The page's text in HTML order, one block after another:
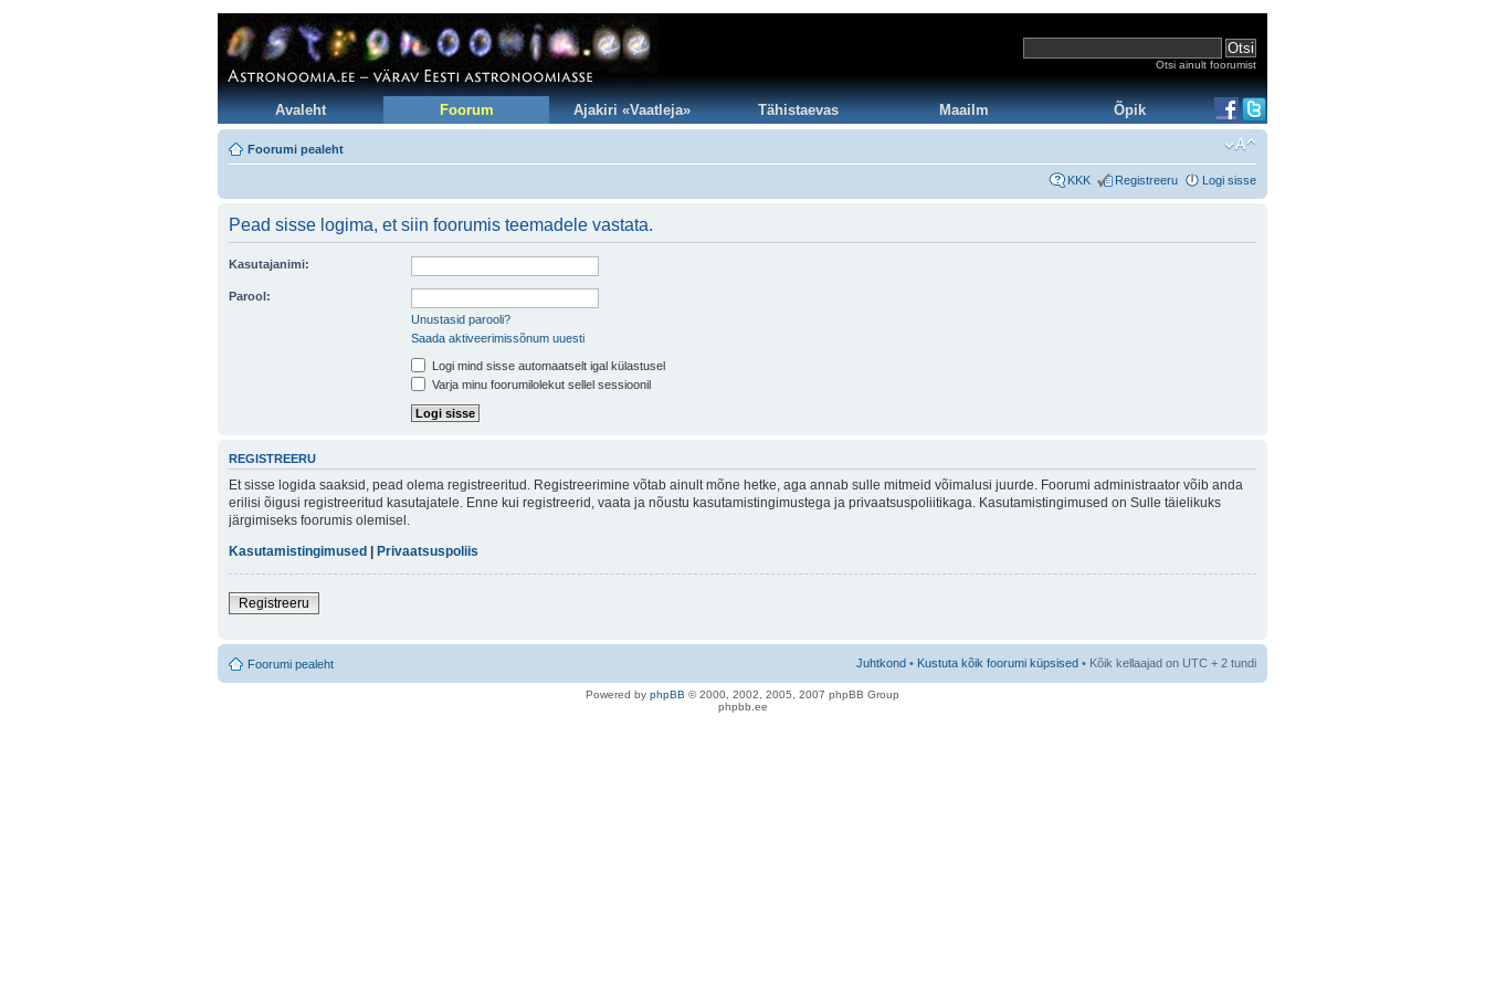
Otsi ainult foorumist
Avaleht Foorum Ajakiri «Vaatleja» Tähistaevas Maailm Õpik
Foorumi pealeht
KKK Registreeru Logi sisse
Pead sisse logima, et siin foorumis teemadele vastata.
Kasutajanimi:
Parool:
Unustasid parooli?
Saada aktiveerimissõnum uuesti
Logi mind sisse automaatselt igal külastusel
Varja minu foorumilolekut sellel sessioonil
REGISTREERU
Et sisse logida saaksid, pead olema registreeritud. Registreerimine võtab ainult mõne hetke, aga annab sulle mitmeid võimalusi juurde. Foorumi administraator võib anda
erilisi õigusi registreeritud kasutajatele. Enne kui registreerid, vaata ja nõustu kasutamistingimustega ja privaatsuspoliitikaga. Kasutamistingimused on Sulle täielikuks
järgimiseks foorumis olemisel.
Kasutamistingimused | Privaatsuspoliis
Registreeru
Foorumi pealeht Juhtkond • Kustuta kõik foorumi küpsised • Kõik kellaajad on UTC + 2 tundi
Powered by phpBB © 2000, 2002, 2005, 2007 phpBB Group
phpbb.ee